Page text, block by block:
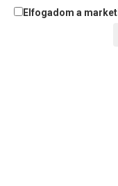
© Copyright
Elfogadom a